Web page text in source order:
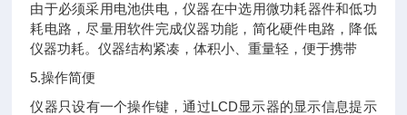
由于必须采用电池供电，仪器在中选用微功耗器件和低功
耗电路，尽量用软件完成仪器功能，简化硬件电路，降低
仪器功耗。仪器结构紧凑，体积小、重量轻，便于携带
5.操作简便
仪器只设有一个操作键，通过LCD显示器的显示信息提示